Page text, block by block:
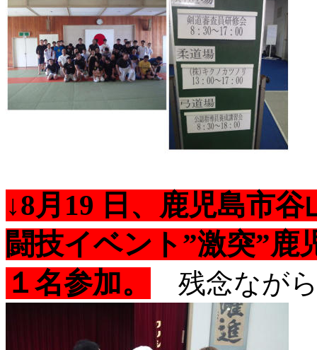
↓8月19 日、鹿児島市
闘技イベント”激突”鹿
１名参加。
残念なが